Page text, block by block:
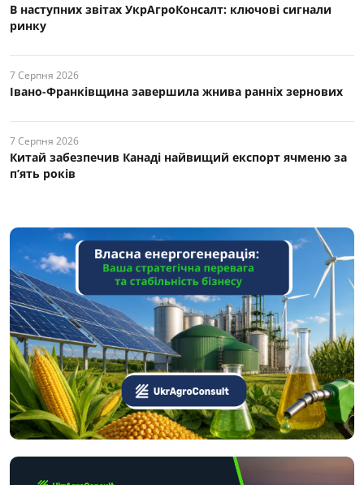
В наступних звітах УкрАгроКонсалт: ключові cигнали
ринку
7 Серпня 2026
Івано-Франківщина завершила жнива ранніх зернових
7 Серпня 2026
Китай забезпечив Канаді найвищий експорт ячменю за
п’ять років